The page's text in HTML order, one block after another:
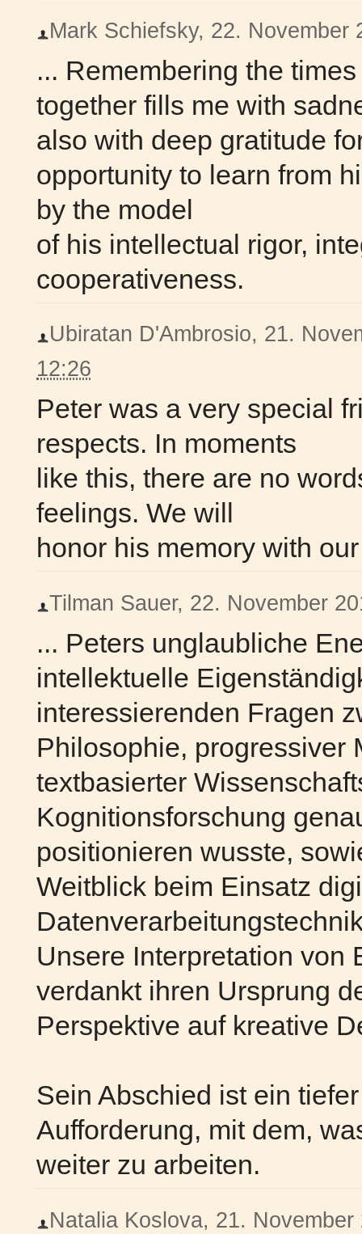
Mark Schiefsky, 22. November
... Remembering the
together fills me with
also with deep gratitude
opportunity to learn from
by the model
of his intellectual rigor,
cooperativeness.
Ubiratan D'Ambrosio, 21.
12:26
Peter was a very special
respects. In moments
like this, there are no
feelings. We will
honor his memory with
Tilman Sauer, 22. November
... Peters unglaubliche
intellektuelle
interessierenden Fragen
Philosophie, progressiver
textbasierter
Kognitionsforschung
positionieren wusste,
Weitblick beim Einsatz
Unsere Interpretation von
verdankt ihren Ursprung
Perspektive auf kreative
Sein Abschied ist ein
Aufforderung, mit dem,
weiter zu arbeiten.
Natalia Koslova, 21.